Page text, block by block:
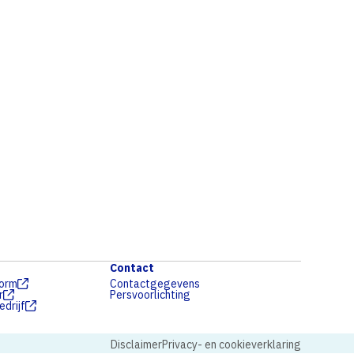
Contact
Contactgegevens
Persvoorlichting
DisclaimerPrivacy- en cookieverklaring